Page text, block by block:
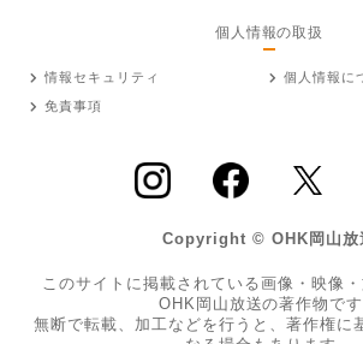
個人情報の取扱
情報セキュリティ
個人情報に
免責事項
Copyright © OHK岡山放
このサイトに掲載されている画像・映像
OHK岡山放送の著作物です
無断で転載、加工などを行うと、著作権に